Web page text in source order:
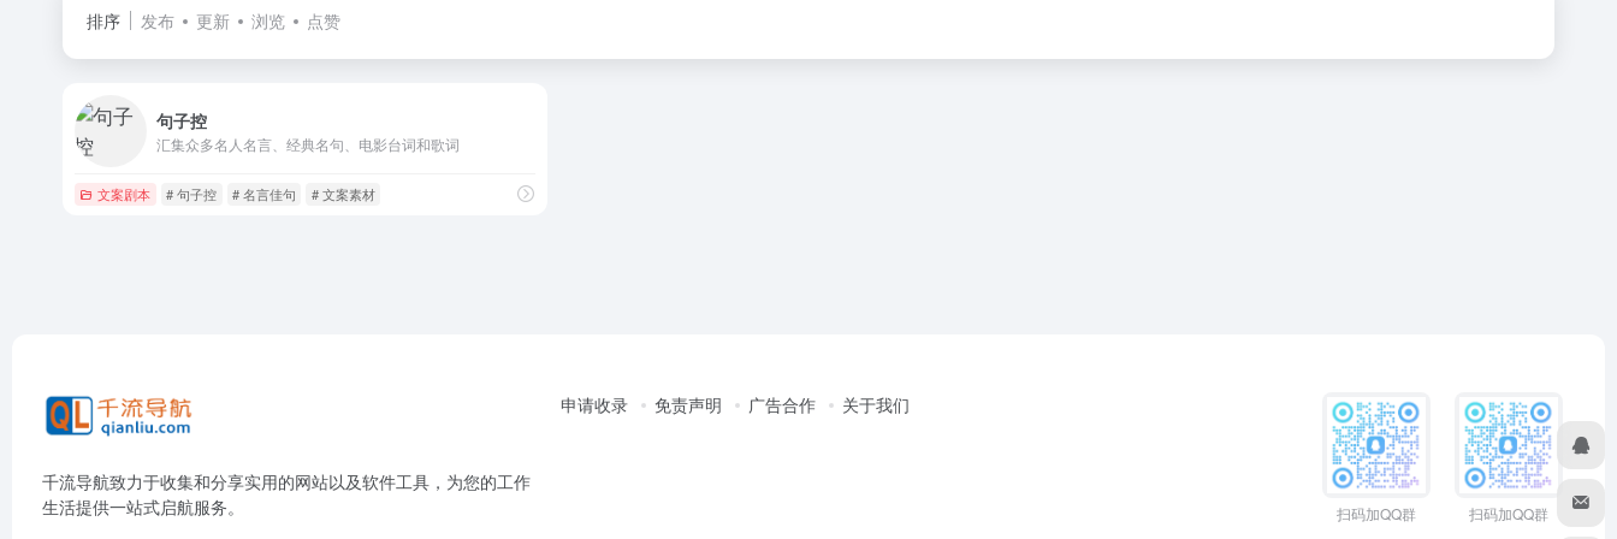
排序 发布 更新 浏览 点赞
句子控
汇集众多名人名言、经典名句、电影台词和歌词
文案剧本 # 句子控 # 名言佳句 # 文案素材
千流导航致力于收集和分享实用的网站以及软件工具，为您的工作
生活提供一站式启航服务。
申请收录 免责声明 广告合作 关于我们
扫码加QQ群 扫码加QQ群